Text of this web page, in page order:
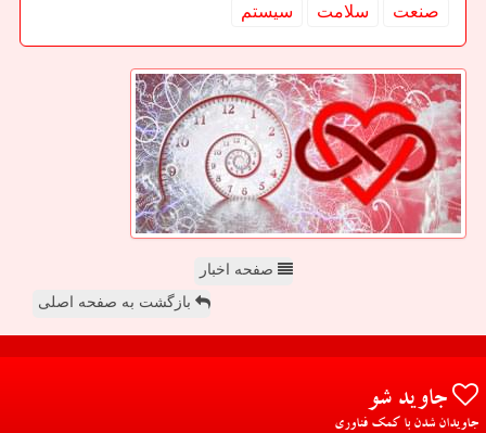
صنعت
سلامت سیستم
صفحه اخبار
بازگشت به صفحه اصلی
جاوید شو
جاویدان شدن با کمک فناوری